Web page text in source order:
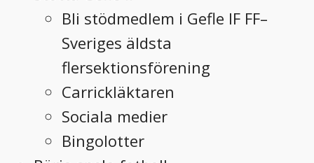
Bli stödmedlem i Gefle IF FF–
Sveriges äldsta
flersektionsförening
Carrickläktaren
Sociala medier
Bingolotter